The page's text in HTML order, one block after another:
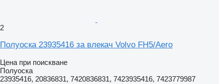
2
Полуоска 23935416 за влекач Volvo FH5/Aero
Цена при поискване
Полуоска
23935416, 20836831, 7420836831, 7423935416, 7423779987